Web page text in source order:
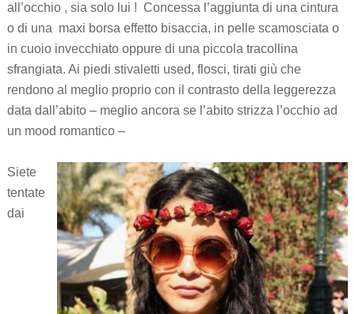
all’occhio , sia solo lui ! Concessa l’aggiunta di una cintura
o di una maxi borsa effetto bisaccia, in pelle scamosciata o
in cuoio invecchiato oppure di una piccola tracollina
sfrangiata. Ai piedi stivaletti used, flosci, tirati giù che
rendono al meglio proprio con il contrasto della leggerezza
data dall’abito – meglio ancora se l’abito strizza l’occhio ad
un mood romantico –
Siete
tentate
dai